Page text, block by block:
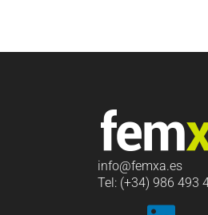
info@femxa.es
Tel: (+34) 986 493